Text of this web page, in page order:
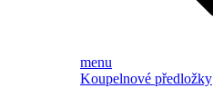
menu
Koupelnové předložky